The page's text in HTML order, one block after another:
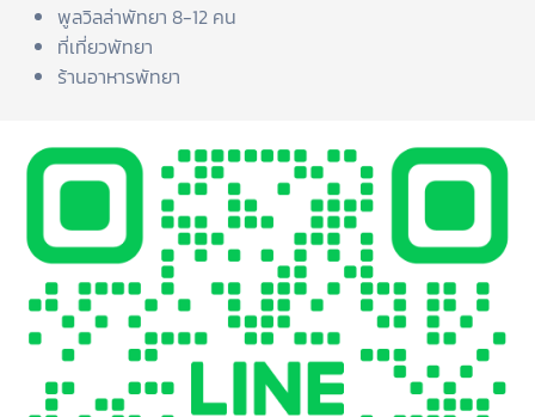
พูลวิลล่าพัทยา 8-12 คน
ที่เที่ยวพัทยา
ร้านอาหารพัทยา